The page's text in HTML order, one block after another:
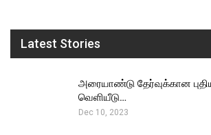
Latest Stories
அரையாண்டு தேர்வுக்கான
வெளியீடு…
Dec 10, 2023